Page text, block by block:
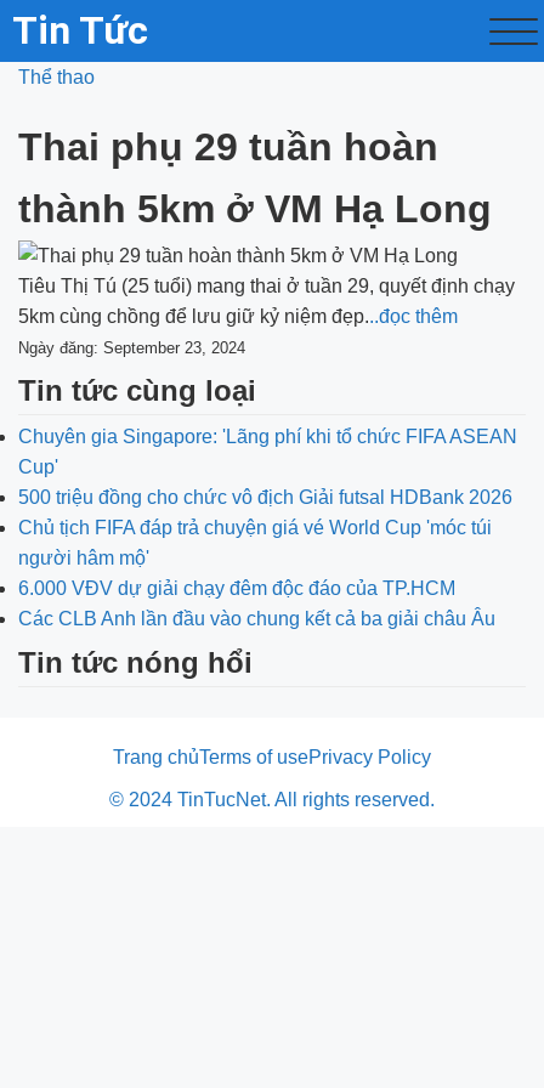
Tin Tức
Thể thao
Thai phụ 29 tuần hoàn
thành 5km ở VM Hạ Long
Tiêu Thị Tú (25 tuổi) mang thai ở tuần 29, quyết định chạy
5km cùng chồng để lưu giữ kỷ niệm đẹp...đọc thêm
Ngày đăng: September 23, 2024
Tin tức cùng loại
Chuyên gia Singapore: 'Lãng phí khi tổ chức FIFA ASEAN
Cup'
500 triệu đồng cho chức vô địch Giải futsal HDBank 2026
Chủ tịch FIFA đáp trả chuyện giá vé World Cup 'móc túi
người hâm mộ'
6.000 VĐV dự giải chạy đêm độc đáo của TP.HCM
Các CLB Anh lần đầu vào chung kết cả ba giải châu Âu
Tin tức nóng hổi
Trang chủTerms of usePrivacy Policy
© 2024 TinTucNet. All rights reserved.